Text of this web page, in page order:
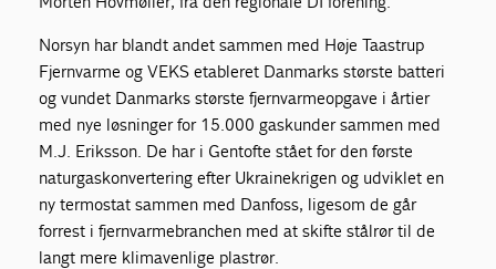
Norsyn har blandt andet sammen med Høje Taastrup
Fjernvarme og VEKS etableret Danmarks største batteri
og vundet Danmarks største fjernvarmeopgave i årtier
med nye løsninger for 15.000 gaskunder sammen med
M.J. Eriksson. De har i Gentofte stået for den første
naturgaskonvertering efter Ukrainekrigen og udviklet en
ny termostat sammen med Danfoss, ligesom de går
forrest i fjernvarmebranchen med at skifte stålrør til de
langt mere klimavenlige plastrør.